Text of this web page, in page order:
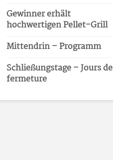
Gewinner erhält
hochwertigen Pellet-Grill
Mittendrin – Programm
Schließungstage – Jours de
fermeture